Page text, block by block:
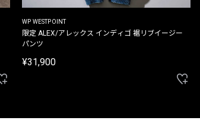
WP WESTPOINT
限定 ALEX/アレックス インディゴ 裾リブイージー
パンツ
¥31,900